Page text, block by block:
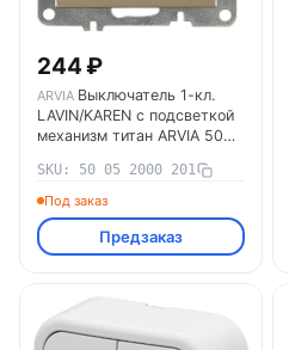
244 ₽
ARVIA Выключатель 1-кл.
LAVIN/KAREN с подсветкой
механизм титан ARVIA 50
SKU: 50 05 2000 201
Под заказ
Предзаказ